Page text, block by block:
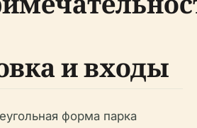
и входы
форма парка